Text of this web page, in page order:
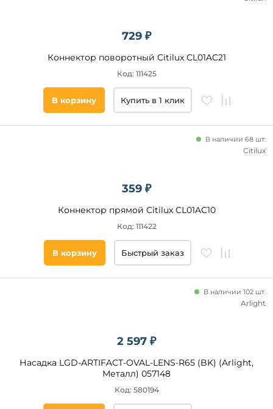
729 ₽
Коннектор поворотный Citilux CL01AC21
Код: 111425
В корзину Купить в 1 клик
359 ₽
Коннектор прямой Citilux CL01AC10
В наличии 68 шт.
Код: 111422
Citilux
В корзину Быстрый заказ
2 597 ₽
Насадка LGD-ARTIFACT-OVAL-LENS-R65 (BK) (Arlight,
Металл) 057148
В наличии 102 шт.
Код: 580194
Arlight